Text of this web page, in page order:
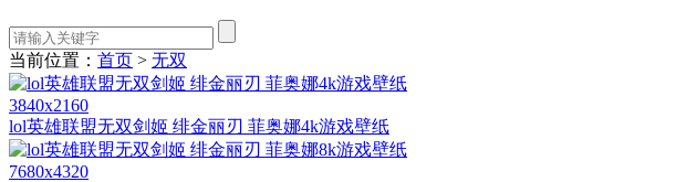
当前位置： 首页 > 无双
3840x2160
lol英雄联盟无双剑姬 绯金丽刃 菲奥娜4k游戏壁纸
7680x4320